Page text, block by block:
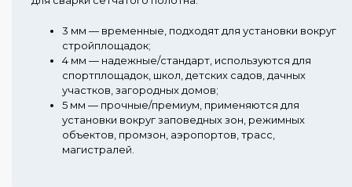
3 мм — временные, подходят для установки вокруг
стройплощадок;
4 мм — надежные/стандарт, используются для
спортплощадок, школ, детских садов, дачных
участков, загородных домов;
5 мм — прочные/премиум, применяются для
установки вокруг заповедных зон, режимных
объектов, промзон, аэропортов, трасс,
магистралей.